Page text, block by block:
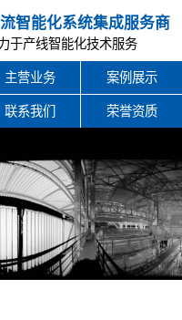
智能化系统集成服务商
于产线智能化技术服务
主营业务 案例展示
联系我们 荣誉资质